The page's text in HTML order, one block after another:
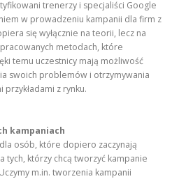
trenerzy i specjaliści Google
w prowadzeniu kampanii dla firm z
się wyłącznie na teorii, lecz na
metodach, które
temu uczestnicy mają możliwość
swoich problemów i otrzymywania
z rynku.
kampaniach
osób, które dopiero zaczynają
tych, którzy chcą tworzyć kampanie
m.in. tworzenia kampanii